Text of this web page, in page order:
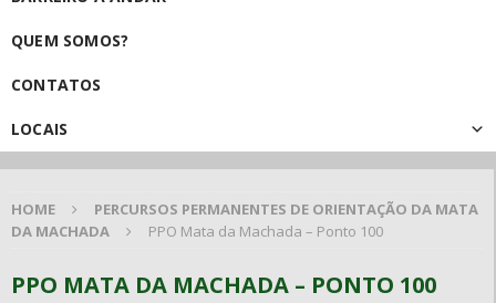
QUEM SOMOS?
CONTATOS
LOCAIS
HOME
PERCURSOS PERMANENTES DE ORIENTAÇÃO DA MATA
DA MACHADA
PPO Mata da Machada – Ponto 100
PPO MATA DA MACHADA – PONTO 100